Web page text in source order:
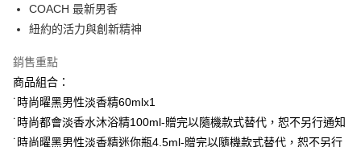
付款後萊爾富取貨
付款後7-11取貨
每筆NT$80，滿NT$1,000(含以上)免運費
宅配(全站)
COACH 最新男香
紐約的活力與創新精神
銷售重點
商品組合：
˙時尚曜黑男性淡香精60mlx1
˙時尚都會淡香水沐浴精100ml-贈完以隨機款式替代，恕不另行通知
˙時尚曜黑男性淡香精迷你瓶4.5ml-贈完以隨機款式替代，恕不另行